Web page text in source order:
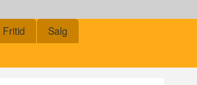
Fritid Salg